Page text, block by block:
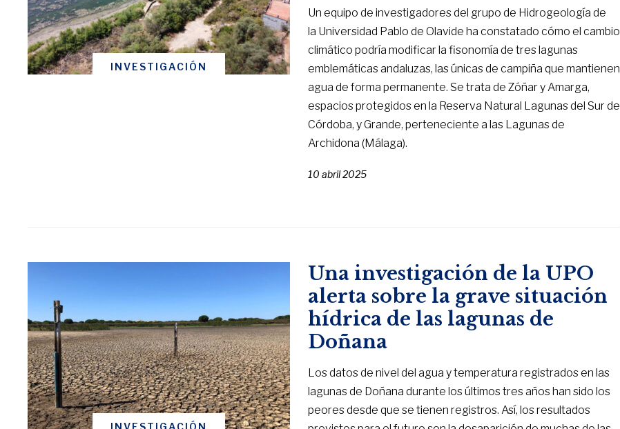
INVESTIGACIÓN
Un equipo de investigadores del grupo de Hidrogeología de
la Universidad Pablo de Olavide ha constatado cómo el cambio
climático podría modificar la fisonomía de tres lagunas
emblemáticas andaluzas, las únicas de campiña que mantienen
agua de forma permanente. Se trata de Zóñar y Amarga,
espacios protegidos en la Reserva Natural Lagunas del Sur de
Córdoba, y Grande, perteneciente a las Lagunas de
Archidona (Málaga).
10 abril 2025
Una investigación de la UPO
alerta sobre la grave situación
hídrica de las lagunas de
Doñana
Los datos de nivel del agua y temperatura registrados en las
lagunas de Doñana durante los últimos tres años han sido los
peores desde que se tienen registros. Así, los resultados